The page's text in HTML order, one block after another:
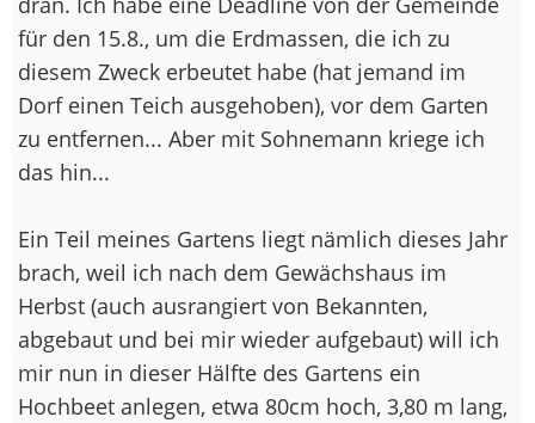
für den 15.8., um die Erdmassen, die ich zu
diesem Zweck erbeutet habe (hat jemand im
Dorf einen Teich ausgehoben), vor dem Garten
zu entfernen... Aber mit Sohnemann kriege ich
das hin...
Ein Teil meines Gartens liegt nämlich dieses Jahr
brach, weil ich nach dem Gewächshaus im
Herbst (auch ausrangiert von Bekannten,
abgebaut und bei mir wieder aufgebaut) will ich
mir nun in dieser Hälfte des Gartens ein
Hochbeet anlegen, etwa 80cm hoch, 3,80 m lang,